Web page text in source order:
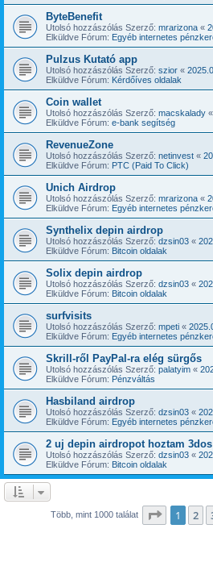
ByteBenefit
Utolsó hozzászólás Szerző: mrarizona «
Elküldve Fórum: Egyéb internetes
Pulzus Kutató app
Utolsó hozzászólás Szerző: szior «
Elküldve Fórum: Kérdőíves oldalak
Coin wallet
Utolsó hozzászólás Szerző: macskalady «
Elküldve Fórum: e-bank segítség
RevenueZone
Utolsó hozzászólás Szerző: netinvest «
Elküldve Fórum: PTC (Paid To Click)
Unich Airdrop
Utolsó hozzászólás Szerző: mrarizona «
Elküldve Fórum: Egyéb internetes
Synthelix depin airdrop
Utolsó hozzászólás Szerző: dzsin03 «
Elküldve Fórum: Bitcoin oldalak
Solix depin airdrop
Utolsó hozzászólás Szerző: dzsin03 «
Elküldve Fórum: Bitcoin oldalak
surfvisits
Utolsó hozzászólás Szerző: mpeti «
Elküldve Fórum: Egyéb internetes
Skrill-ről PayPal-ra elég sürgős
Utolsó hozzászólás Szerző: palatyim «
Elküldve Fórum: Pénzváltás
Hasbiland airdrop
Utolsó hozzászólás Szerző: dzsin03 «
Elküldve Fórum: Egyéb internetes
2 uj depin airdropot hoztam
Utolsó hozzászólás Szerző: dzsin03 «
Elküldve Fórum: Bitcoin oldalak
Több, mint 1000 találat Oldal:1
1 2